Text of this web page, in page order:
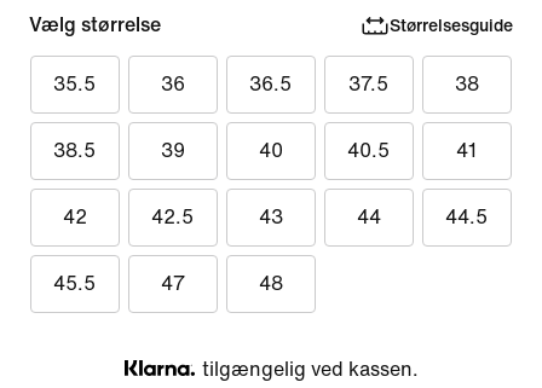
Vælg størrelse Størrelsesguide
35.5 36 36.5 37.5 38
38.5 39 40 40.5 41
42 42.5 43 44 44.5
45.5 47 48
Klarna
tilgængelig ved kassen.